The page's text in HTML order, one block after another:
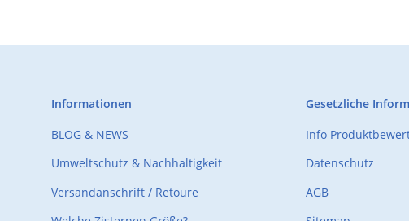
Informationen
BLOG & NEWS
Umweltschutz & Nachhaltigkeit
Versandanschrift / Retoure
Gesetzliche
Info
Datenschutz
AGB